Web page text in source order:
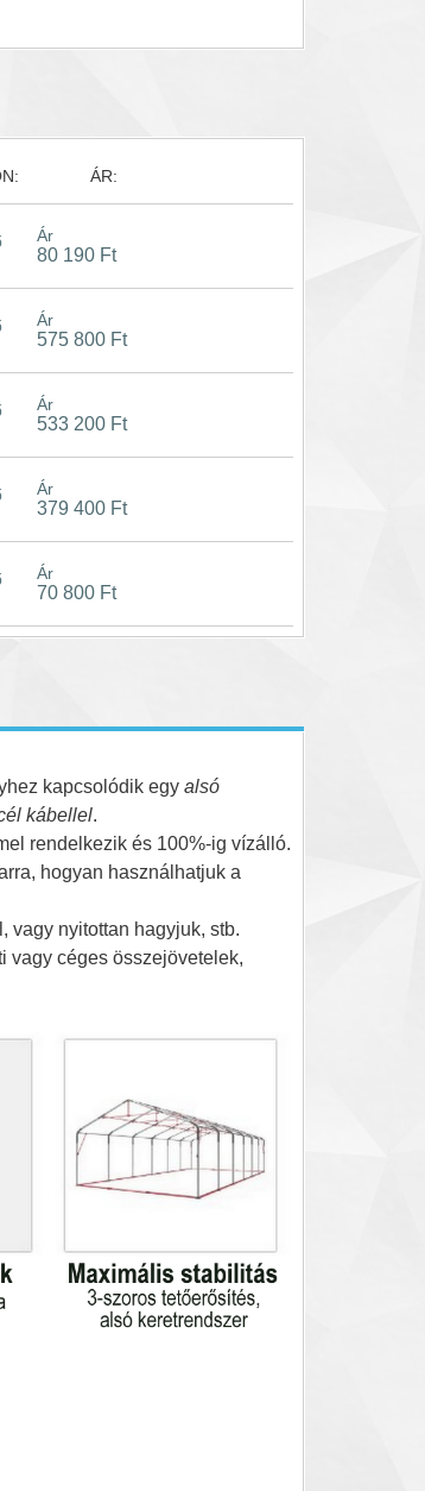
ÁR:
Ár
80 190 Ft
Ár
575 800 Ft
Ár
533 200 Ft
Ár
379 400 Ft
Ár
70 800 Ft
kapcsolódik egy alsó
kábellel.
rendelkezik és 100%-ig vízálló.
hogyan használhatjuk a
vagy nyitottan hagyjuk, stb.
vagy céges összejövetelek,